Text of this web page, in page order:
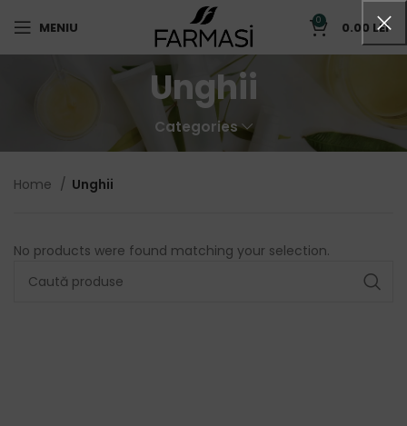
MENIU 0 0.00 LEI
Unghii
Categories
Home Unghii
No products were found matching your selection.